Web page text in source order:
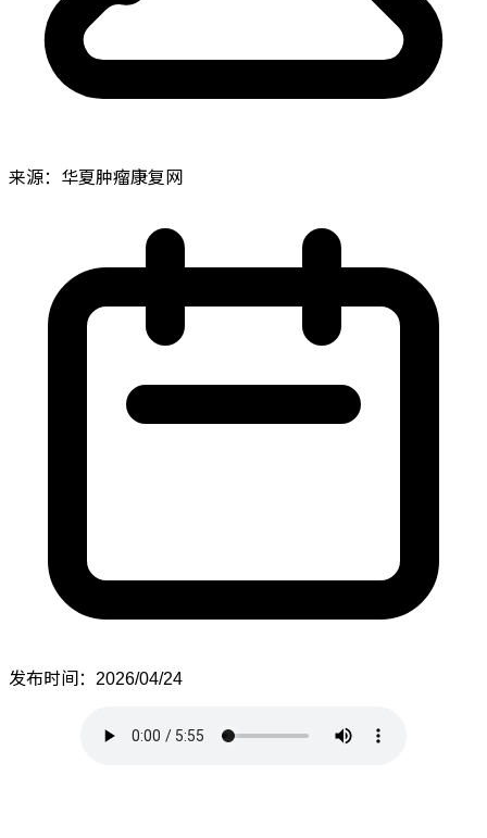
来源：华夏肿瘤康复网
发布时间：2026/04/24